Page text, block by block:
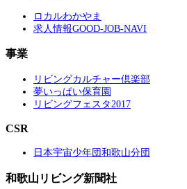
ロカルわかやま
求人情報GOOD-JOB-NAVI
事業
リビングカルチャー倶楽部
夢いっぱい保育園
リビングフェスタ2017
CSR
日本宇宙少年団和歌山分団
和歌山リビング新聞社